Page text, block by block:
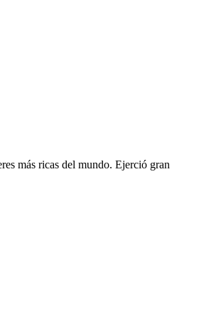
más ricas del mundo. Ejerció gran